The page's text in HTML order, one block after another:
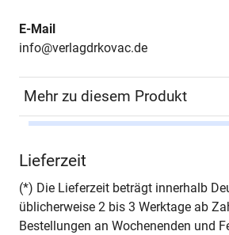
E-Mail
info@verlagdrkovac.de
Mehr zu diesem Produkt
Seiten 302
Jahr Hamburg
Lieferzeit
(*) Die Lieferzeit beträgt innerhalb
üblicherweise 2 bis 3 Werktage ab
Bestellungen an Wochenenden und